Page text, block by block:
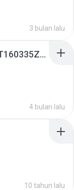
3 bulan lalu
whatsapp backups -20260410T160335Z-3-001.zip
4 bulan lalu
10 tahun lalu